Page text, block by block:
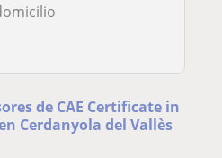
de CAE Certificate in
Cerdanyola del Vallès